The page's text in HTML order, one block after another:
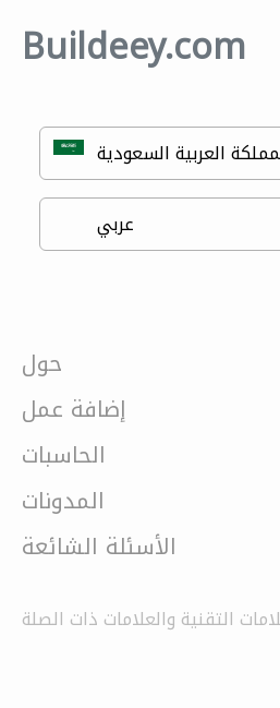
Buildeey.com
حول
إضافة عمل
الحاسبات
المدونات
الأسئلة الشائعة
التقنية والعلامات ذات الصلة